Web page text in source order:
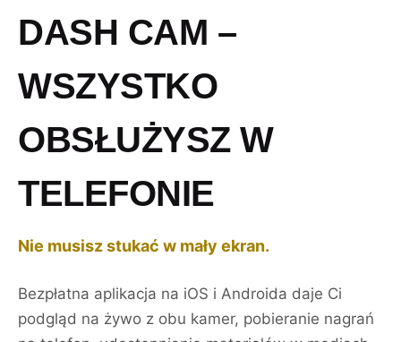
DASH CAM –
WSZYSTKO
OBSŁUŻYSZ W
TELEFONIE
Nie musisz stukać w mały ekran.
Bezpłatna aplikacja na iOS i Androida daje Ci
podgląd na żywo z obu kamer, pobieranie nagrań